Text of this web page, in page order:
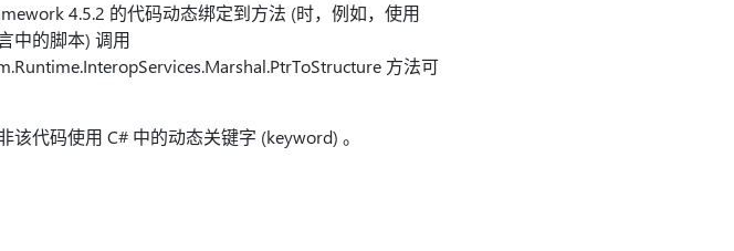
4.5.2 的代码动态绑定到方法 (时，例如，使用
中的脚本) 调用
方法可
代码使用 C# 中的动态关键字 (keyword) 。